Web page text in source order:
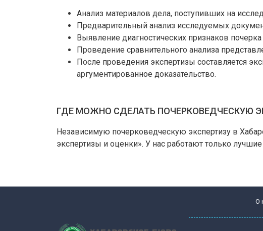
Анализ материалов дела, поступивших на
Предварительный анализ исследуемых
Выявление диагностических признаков почерка
Проведение сравнительного анализа
После проведения экспертизы составляется
аргументированное доказательство.
ГДЕ МОЖНО СДЕЛАТЬ ПОЧЕРКОВЕДЧЕСКУЮ
Независимую почерковедческую экспертизу в
экспертизы и оценки». У нас работают только
О